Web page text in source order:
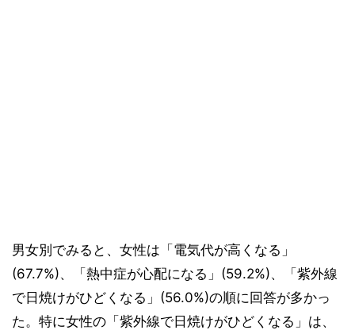
男女別でみると、女性は「電気代が高くなる」
(67.7%)、「熱中症が心配になる」(59.2%)、「紫外線
で日焼けがひどくなる」(56.0%)の順に回答が多かっ
た。特に女性の「紫外線で日焼けがひどくなる」は、